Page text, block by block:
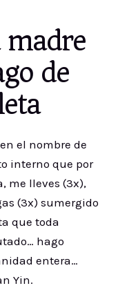
madre
de
el nombre de
interno que por
me lleves (3x),
(3x) sumergido
que toda
hago
entera…
Yin.